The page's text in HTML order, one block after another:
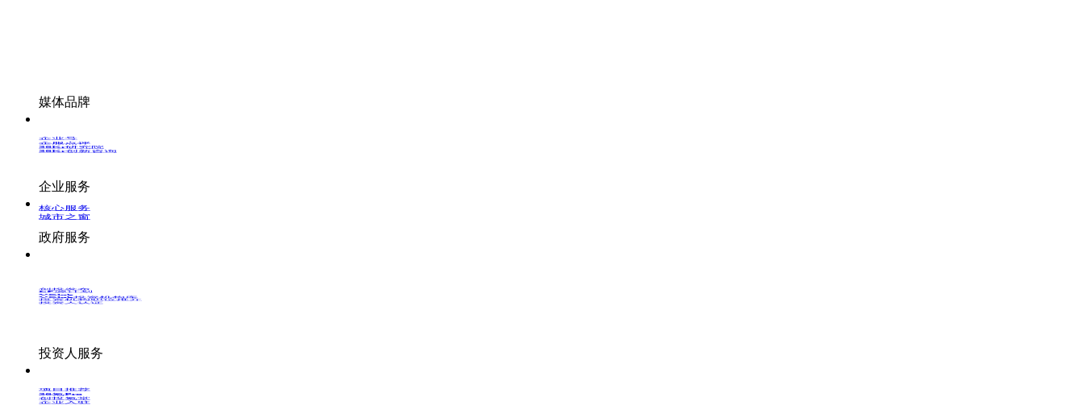
媒体品牌
企业号
企服点评
36Kr研究院
36Kr创新咨询
企业服务
核心服务
城市之窗
政府服务
创投发布
LP源计划
VClub
VClub投资机构库
投资机构职位推介
投资人认证
投资人服务
项目推荐
36氪Pro
创投氪堂
企业入驻